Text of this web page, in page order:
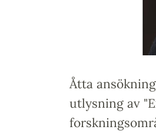
Åtta
utlysning av